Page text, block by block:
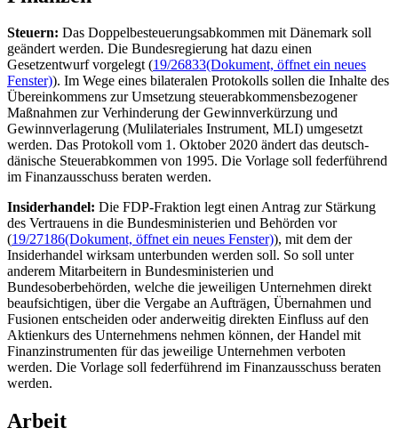
Steuern: Das Doppelbesteuerungsabkommen mit Dänemark soll
geändert werden. Die Bundesregierung hat dazu einen
Gesetzentwurf vorgelegt (19/26833(Dokument, öffnet ein neues
Fenster)). Im Wege eines bilateralen Protokolls sollen die Inhalte des
Übereinkommens zur Umsetzung steuerabkommensbezogener
Maßnahmen zur Verhinderung der Gewinnverkürzung und
Gewinnverlagerung (Mulilateriales Instrument, MLI) umgesetzt
werden. Das Protokoll vom 1. Oktober 2020 ändert das deutsch-
dänische Steuerabkommen von 1995. Die Vorlage soll federführend
im Finanzausschuss beraten werden.
Insiderhandel: Die FDP-Fraktion legt einen Antrag zur Stärkung
des Vertrauens in die Bundesministerien und Behörden vor
(19/27186(Dokument, öffnet ein neues Fenster)), mit dem der
Insiderhandel wirksam unterbunden werden soll. So soll unter
anderem Mitarbeitern in Bundesministerien und
Bundesoberbehörden, welche die jeweiligen Unternehmen direkt
beaufsichtigen, über die Vergabe an Aufträgen, Übernahmen und
Fusionen entscheiden oder anderweitig direkten Einfluss auf den
Aktienkurs des Unternehmens nehmen können, der Handel mit
Finanzinstrumenten für das jeweilige Unternehmen verboten
werden. Die Vorlage soll federführend im Finanzausschuss beraten
werden.
Arbeit